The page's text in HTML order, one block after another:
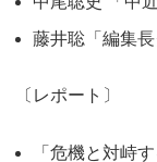
藤井聡「編集長
〔レポート〕
「危機と対峙